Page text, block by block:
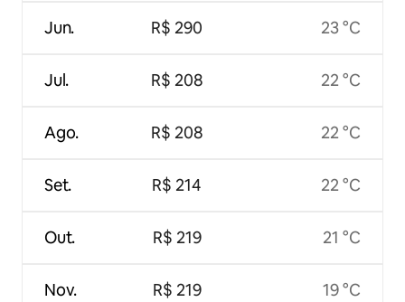
Jun.
Jul.
Ago.
Set.
Out.
Nov.
R$ 290
R$ 208
R$ 208
R$ 214
R$ 219
R$ 219
23 °C
22 °C
22 °C
22 °C
21 °C
19 °C